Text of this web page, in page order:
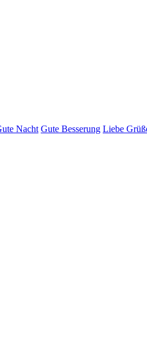
Nacht Gute Besserung Liebe